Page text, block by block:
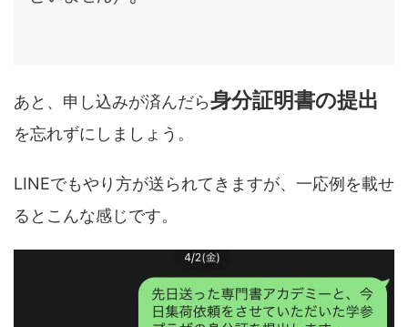
あと、申し込みが済んだら身分証明書の提出
を忘れずにしましょう。
LINEでもやり方が送られてきますが、一応例を載せ
るとこんな感じです。